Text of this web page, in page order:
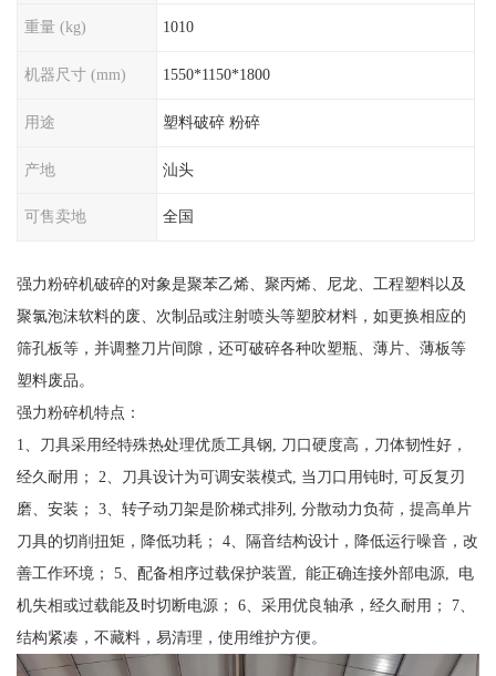
重量 (kg) 1010
机器尺寸 (mm) 1550*1150*1800
用途 塑料破碎 粉碎
产地 汕头
可售卖地 全国
强力粉碎机破碎的对象是聚苯乙烯、聚丙烯、尼龙、工程塑料以及
聚氯泡沫软料的废、次制品或注射喷头等塑胶材料，如更换相应的
筛孔板等，并调整刀片间隙，还可破碎各种吹塑瓶、薄片、薄板等
塑料废品。
强力粉碎机特点：
1、刀具采用经特殊热处理优质工具钢, 刀口硬度高，刀体韧性好，
经久耐用； 2、刀具设计为可调安装模式, 当刀口用钝时, 可反复刃
磨、安装； 3、转子动刀架是阶梯式排列, 分散动力负荷，提高单片
刀具的切削扭矩，降低功耗； 4、隔音结构设计，降低运行噪音，改
善工作环境； 5、配备相序过载保护装置, 能正确连接外部电源, 电
机失相或过载能及时切断电源； 6、采用优良轴承，经久耐用； 7、
结构紧凑，不藏料，易清理，使用维护方便。